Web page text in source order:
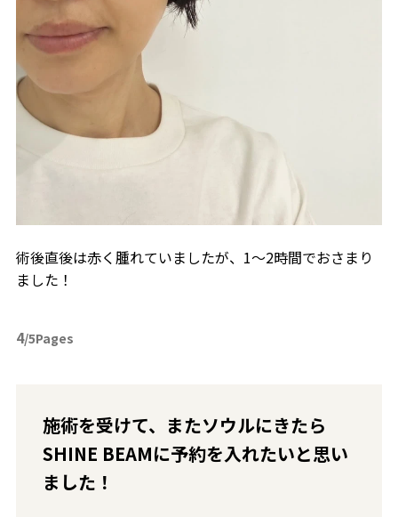
術後直後は赤く腫れていましたが、1～2時間でおさまり
ました！
4/5Pages
施術を受けて、またソウルにきたら
SHINE BEAMに予約を入れたいと思い
ました！